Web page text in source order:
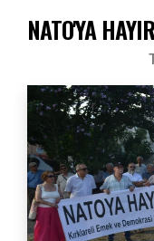
NATO'YA